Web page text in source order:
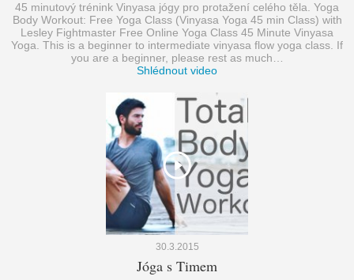
45 minutový trénink Vinyasa jógy pro protažení celého těla. Yoga
Body Workout: Free Yoga Class (Vinyasa Yoga 45 min Class) with
Lesley Fightmaster Free Online Yoga Class 45 Minute Vinyasa
Yoga. This is a beginner to intermediate vinyasa flow yoga class. If
you are a beginner, please rest as much…
Shlédnout video
30.3.2015
Jóga s Timem